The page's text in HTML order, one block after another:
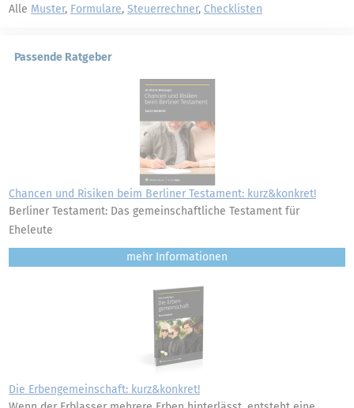
Alle Muster, Formulare, Steuerrechner, Checklisten
Passende Ratgeber
Chancen und Risiken beim Berliner Testament: kurz&konkret!
Berliner Testament: Das gemeinschaftliche Testament für
Eheleute
mehr
Die Erbengemeinschaft: kurz&konkret!